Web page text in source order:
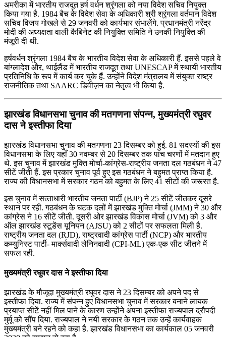
अमरीका में भारतीय राजदूत हर्ष वर्धन श्रृंगला को नया विदेश सचिव नियुक्त
किया गया है. 1984 बैच के विदेश सेवा के अधिकारी श्री श्रृंगला वर्तमान विदेश
सचिव विजय गोखले से 29 जनवरी को कार्यभार संभालेंगे. प्रधानमंत्री नरेंद्र
मोदी की अध्यक्षता वाली कैबिनेट की नियुक्ति समिति ने उनकी नियुक्ति की
मंजूरी दी थी.
हर्षवर्धन श्रृंगला 1984 बैच के भारतीय विदेश सेवा के अधिकारी हैं. इससे पहले वे
बांग्लादेश और, थाईलैंड में भारतीय राजदूत तथा UNESCAP में स्थायी भारतीय
प्रतिनिधि के रूप में कार्य कर चुके हैं. उन्होंने विदेश मंत्रालय में संयुक्त राष्ट्र
राजनीतिक तथा SAARC डिवीज़न का नेतृत्व भी किया है.
झारखंड विधानसभा चुनाव की मतगणना संपन्न, मुख्‍यमंत्री रघुवर
दास ने इस्तीफा दिया
झारखंड विधानसभा चुनाव की मतगणना 23 दिसम्बर को हुई. 81 सदस्‍यों की इस
विधानसभा के लिए यहाँ 30 नवम्‍बर से 20 दिसम्‍बर तक पांच चरणों में मतदान हुए
थे. इस चुनाव में झारखंड मुक्ति मोर्चा-कांग्रेस-राष्‍ट्रीय जनता दल गठबंधन ने 47
सीटें जीती हैं. इस प्रकार चुनाव पूर्व हुए इस गठबंधन ने बहुमत प्राप्त किया है.
राज्य की विधानसभा में सरकार गठन को बहुमत के लिए 41 सीटों की जरूरत है.
इस चुनाव में सत्‍ताधारी भारतीय जनता पार्टी (BJP) ने 25 सीटें जीतकर दूसरे
स्थान पर रही. गठबंधन के घटक दलों में झारखंड मुक्ति मोर्चा (JMM) ने 30 और
कांग्रेस ने 16 सीटें जीती. दूसरी ओर झारखंड विकास मोर्चा (JVM) को 3 और
ऑल झारखंड स्‍टूडेंस यूनियन (AJSU) को 2 सीटों पर सफलता मिली है.
राष्‍ट्रीय जनता दल (RJD), राष्‍ट्रवादी कांग्रेस पार्टी (NCP) और भारतीय
कम्‍युनिस्‍ट पार्टी- मार्क्सवादी लेनिनवादी (CPI-ML) एक-एक सीट जीतने में
सफल रही.
मुख्‍यमंत्री रघुवर दास ने इस्तीफा दिया
झारखंड के मौजूदा मुख्‍यमंत्री रघुवर दास ने 23 दिसम्बर को अपने पद से
इस्तीफा दिया. राज्य में संपन्न हुए विधानसभा चुनाव में सरकार बनाने लायक
प्रयाप्त सीटें नहीं मिल पाने के कारण उन्होंने अपना इस्तीफा राज्‍यपाल द्रौपदी
मुर्मू को सौंप दिया. राज्‍यपाल ने नयी सरकार के गठन तक उन्‍हें कार्यवाहक
मुख्यमंत्री बने रहने को कहा है. झारखंड विधानसभा का कार्यकाल 05 जनवरी